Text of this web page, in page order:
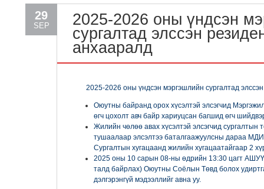
29
SEP
2025-2026 оны үндсэн
сургалтад элссэн
анхааралд
2025-2026 оны үндсэн мэргэшлийн сургалтад
Оюутны байранд орох хүсэлтэй элсэгчид
өгч цохолт авч байр хариуцсан багшид өгч
Жилийн чөлөө авах хүсэлтэй элсэгчид сургалтын
тушаалаар элсэлтээ баталгаажуулсны дараа
Сургалтын хугацаанд жилийн хугацаатайгаар 2
2025 оны 10 сарын 08-ны өдрийн 13:30 цагт
талд байрлах) Оюутны Соёлын Төвд болох
дэлгэрэнгүй мэдээллийг авна уу.